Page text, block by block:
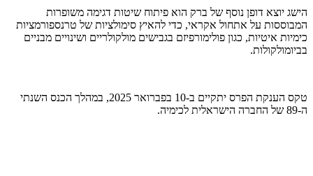
הישג יוצא דופן נוסף של ברק הוא פיתוח שיטות דגימה משופרות
המבוססות על אתחול אקראי, כדי להאיץ סימולציות של טרנספורמציות
כימיות איטיות, כגון פולימורפיזם בגבישים מולקולריים ושינויים מבניים
בביומולקולות.
טקס הענקת הפרס יתקיים ב-10 בפברואר 2025, במהלך הכנס השנתי
ה-89 של החברה הישראלית לכימיה.